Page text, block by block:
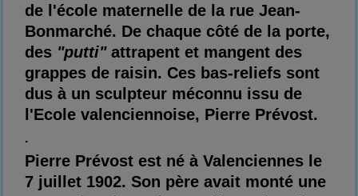
de l'école maternelle de la rue Jean-
Bonmarché. De chaque côté de la porte,
des "putti"attrapent et mangent des
grappes de raisin. Ces bas-reliefs sont
dus à un sculpteur méconnu issu de
l'Ecole valenciennoise, Pierre Prévost.
.
Pierre Prévost est né à Valenciennes le
7 juillet 1902. Son père avait monté une